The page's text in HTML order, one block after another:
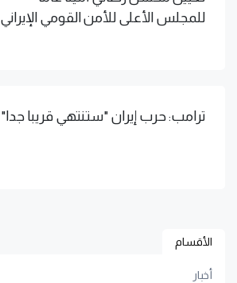
للمجلس الأعلى للأمن القومي الإيراني
ترامب: حرب إيران "ستنتهي قريبا جدا"
الأقسام
أخبار